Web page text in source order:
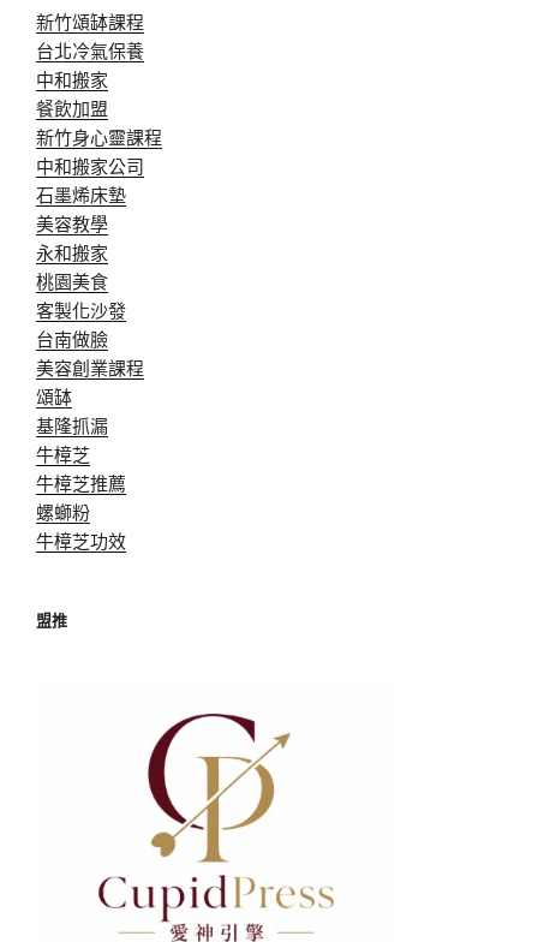
新竹頌缽課程
台北冷氣保養
中和搬家
餐飲加盟
新竹身心靈課程
中和搬家公司
石墨烯床墊
美容教學
永和搬家
桃園美食
客製化沙發
台南做臉
美容創業課程
頌缽
基隆抓漏
牛樟芝
牛樟芝推薦
螺螄粉
牛樟芝功效
盟推